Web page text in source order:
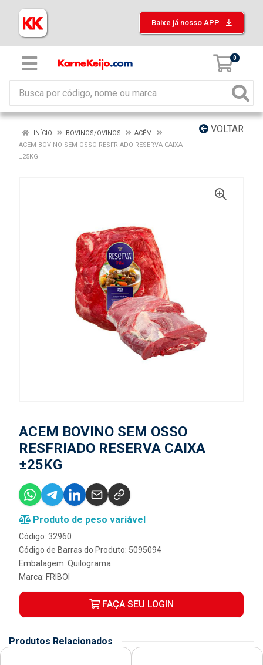
Baixe já nosso APP
0
VOLTAR
INÍCIO BOVINOS/OVINOS
ACÉM
ACEM BOVINO SEM OSSO RESFRIADO RESERVA CAIXA
±25KG
ACEM BOVINO SEM OSSO
RESFRIADO RESERVA CAIXA
±25KG
Produto de peso variável
Código: 32960
Código de Barras do Produto: 5095094
Embalagem: Quilograma
Marca: FRIBOI
FAÇA SEU LOGIN
Produtos Relacionados